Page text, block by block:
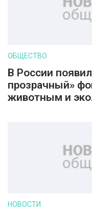
ОБЩЕСТВО
В России
прозрачный»
животным и
НОВОСТИ